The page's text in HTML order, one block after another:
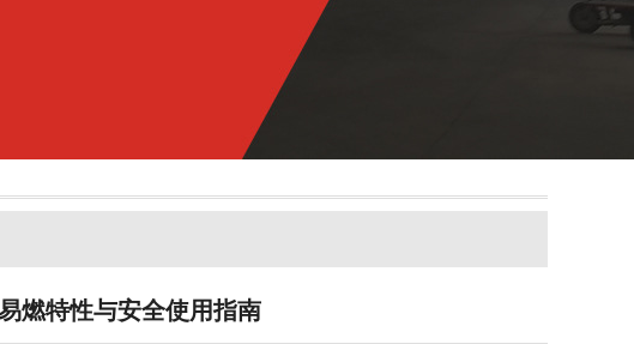
燃特性与安全使用指南